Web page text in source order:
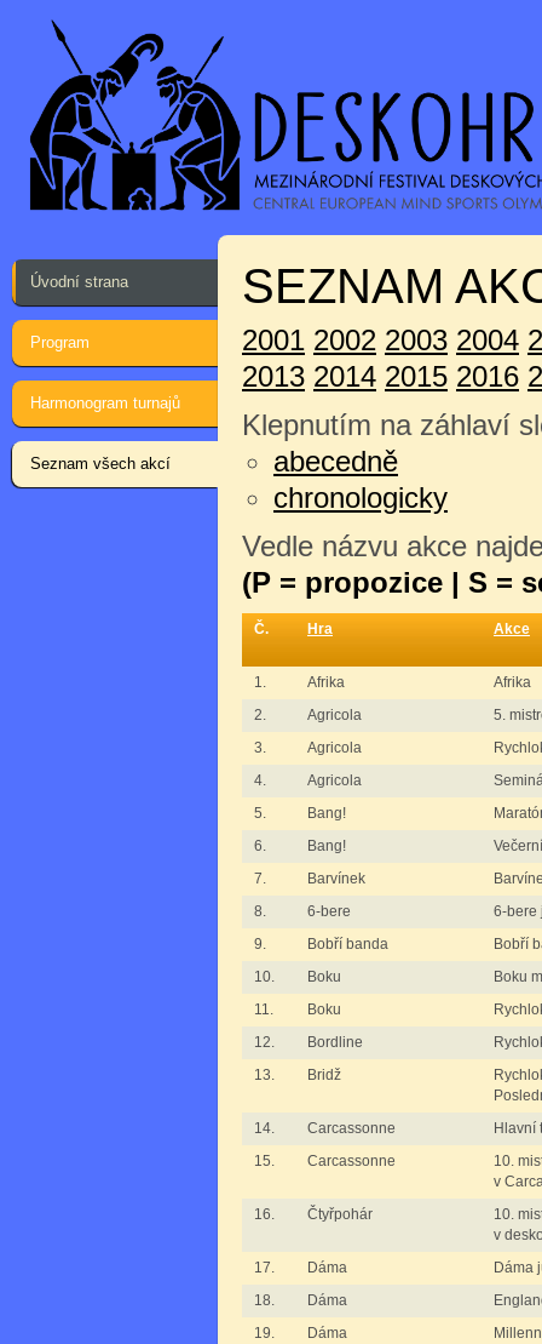
Úvodní strana
Program
Harmonogram turnajů
Seznam všech akcí
SEZNAM
2001 2002 2003 2004
2013 2014 2015 2016
Klepnutím na záhlaví
abecedně
chronologicky
Vedle názvu akce
(P = propozice | S =
Č. Hra Akce
1. Afrika
Afrika
2.
Agricola
5.
3.
Agricola
4.
Agricola
5.
Bang!
6.
Bang!
7.
Barvínek
8.
6-bere
6-bere
9.
Bobří banda
Bobří
10.
Boku
Boku
11.
Boku
12.
Bordline
13.
Bridž
14.
Carcassonne
Hlavní
15.
Carcassonne
10.
v
16.
Čtyřpohár
10.
v
17.
Dáma
Dáma
18.
Dáma
19.
Dáma